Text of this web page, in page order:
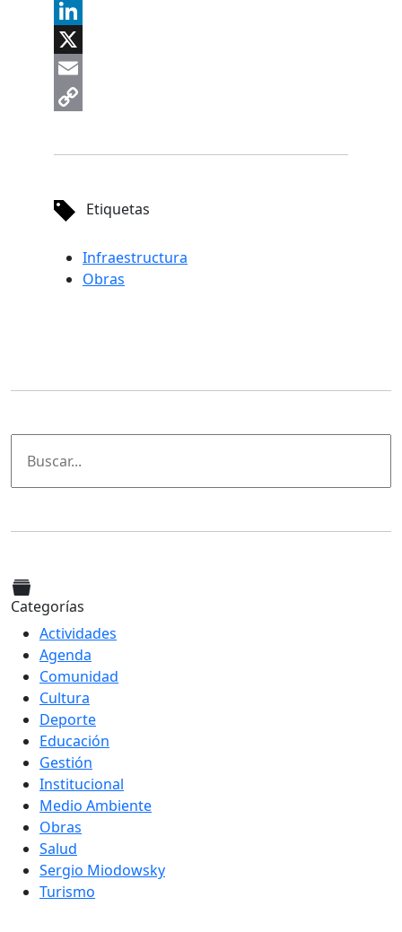
Messenger
LinkedIn
X
Email
Link
Etiquetas
Infraestructura
Obras
Categorías
Actividades
Agenda
Comunidad
Cultura
Deporte
Educación
Gestión
Institucional
Medio Ambiente
Obras
Salud
Sergio Miodowsky
Turismo